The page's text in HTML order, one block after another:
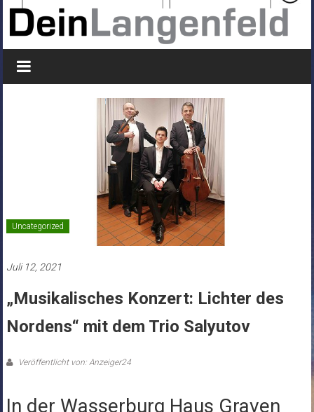
Uncategorized
Juli 12, 2021
„Musikalisches Konzert: Lichter des
Nordens“ mit dem Trio Salyutov
Veröffentlicht von: Anzeiger24
In der Wasserburg Haus Graven